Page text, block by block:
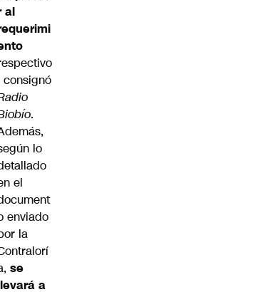
al
consignó
.
lo
el
enviado
la
se
a